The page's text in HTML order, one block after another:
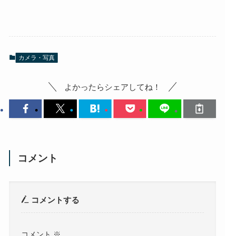
カメラ・写真
よかったらシェアしてね！
コメント
コメントする